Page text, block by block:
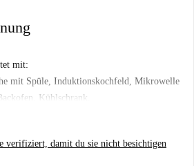
mit:
mit Spüle, Induktionskochfeld, Mikrowelle
Kühlschrank.
und Stuhl.
verifiziert, damit du sie nicht besichtigen